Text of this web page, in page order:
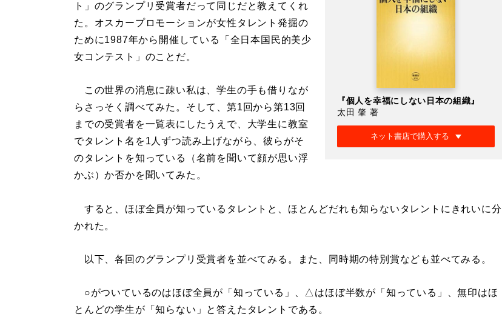
『個人を幸福にしない日本の組織』
太田 肇 著
ネット書店で購入する
ト」のグランプリ受賞者だって同じだと教えてくれ
た。オスカープロモーションが女性タレント発掘の
ために1987年から開催している「全日本国民的美少
女コンテスト」のことだ。
この世界の消息に疎い私は、学生の手も借りなが
らさっそく調べてみた。そして、第1回から第13回
までの受賞者を一覧表にしたうえで、大学生に教室
でタレント名を1人ずつ読み上げながら、彼らがそ
のタレントを知っている（名前を聞いて顔が思い浮
かぶ）か否かを聞いてみた。
すると、ほぼ全員が知っているタレントと、ほとんどだれも知らないタレントにきれいに分
かれた。
以下、各回のグランプリ受賞者を並べてみる。また、同時期の特別賞なども並べてみる。
○がついているのはほぼ全員が「知っている」、△はほぼ半数が「知っている」、無印はほ
とんどの学生が「知らない」と答えたタレントである。